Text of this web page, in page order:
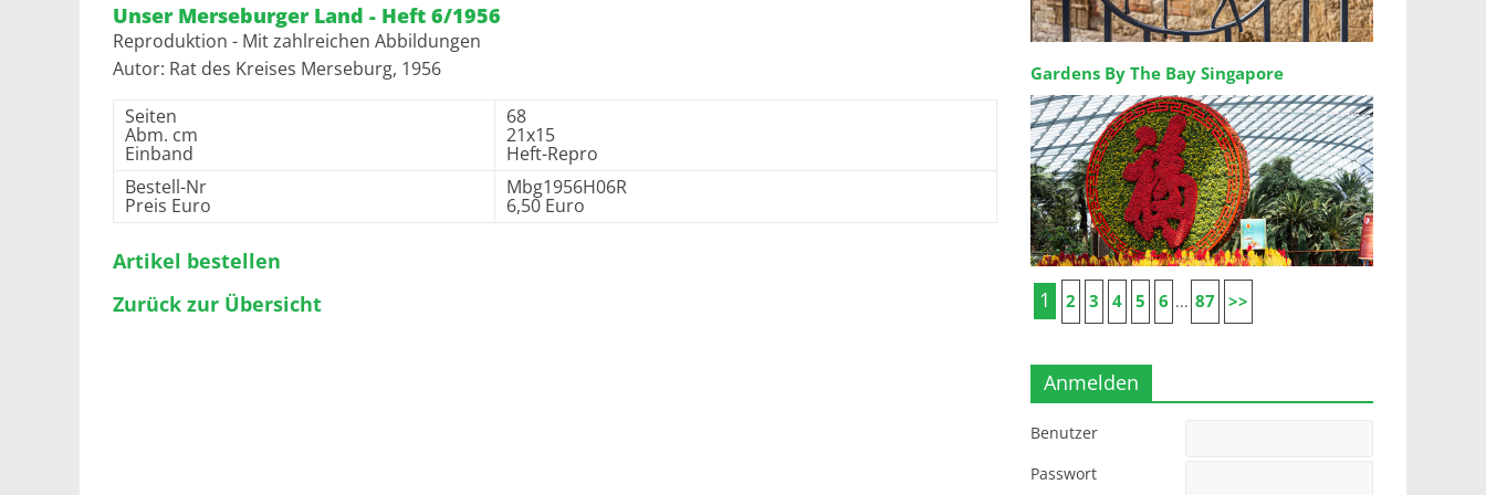
Unser Merseburger Land - Heft 6/1956
Reproduktion - Mit zahlreichen Abbildungen
Autor: Rat des Kreises Merseburg, 1956
Seiten
Abm. cm
Einband
68
21x15
Heft-Repro
Bestell-Nr
Preis Euro
Mbg1956H06R
6,50 Euro
Artikel bestellen
Zurück zur Übersicht
Gardens By The Bay Singapore
1 2 3 4 5 6 ... 87 >>
Anmelden
Benutzer
Passwort